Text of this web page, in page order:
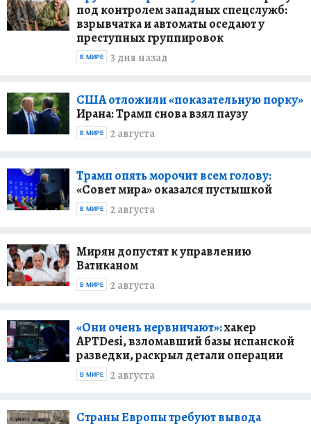
под контролем западных спецслужб:
взрывчатка и автоматы оседают у
преступных группировок
3 дня назад
В МИРЕ
США отложили «показательную порку»
Ирана: Трамп снова взял паузу
2 августа
В МИРЕ
Трамп опять морочит всем голову:
«Совет мира» оказался пустышкой
2 августа
В МИРЕ
Мирян допустят к управлению
Ватиканом
2 августа
В МИРЕ
«Они очень нервничают»:хакер
APTDesi, взломавший базы испанской
разведки, раскрыл детали операции
2 августа
В МИРЕ
Страны Европы требуют вывода